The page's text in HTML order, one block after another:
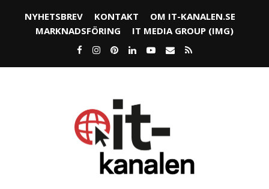
NYHETSBREV KONTAKT
OM IT-KANALEN.SE
MARKNADSFÖRING
IT MEDIA GROUP (IMG)